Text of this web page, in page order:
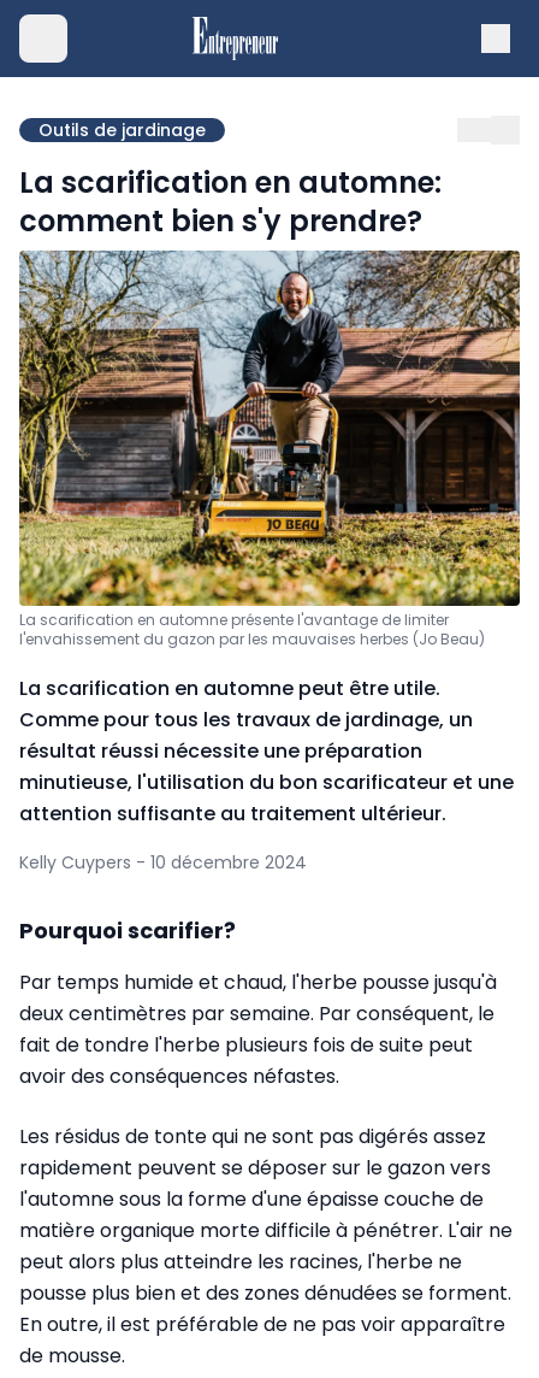
Outils de jardinage
La scarification en automne:
comment bien s'y prendre?
La scarification en automne présente l'avantage de limiter
l'envahissement du gazon par les mauvaises herbes (Jo Beau)
La scarification en automne peut être utile.
Comme pour tous les travaux de jardinage, un
résultat réussi nécessite une préparation
minutieuse, l'utilisation du bon scarificateur et une
attention suffisante au traitement ultérieur.
Kelly Cuypers - 10 décembre 2024
Pourquoi scarifier?
Par temps humide et chaud, l'herbe pousse jusqu'à
deux centimètres par semaine. Par conséquent, le
fait de tondre l'herbe plusieurs fois de suite peut
avoir des conséquences néfastes.
Les résidus de tonte qui ne sont pas digérés assez
rapidement peuvent se déposer sur le gazon vers
l'automne sous la forme d'une épaisse couche de
matière organique morte difficile à pénétrer. L'air ne
peut alors plus atteindre les racines, l'herbe ne
pousse plus bien et des zones dénudées se forment.
En outre, il est préférable de ne pas voir apparaître
de mousse.